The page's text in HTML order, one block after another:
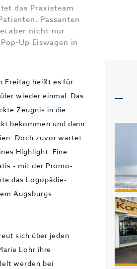
das Praxisteam
Passanten
aber nicht nur
Up Eiswagen in
Freitag heißt es für
wieder einmal: Das
Zeugnis in die
bekommen und dann
Doch zuvor wartet
Highlight. Eine
- mit der Promo-
das Logopädie-
Augsburgs
sich über jeden
Lohr ihre
werden bei